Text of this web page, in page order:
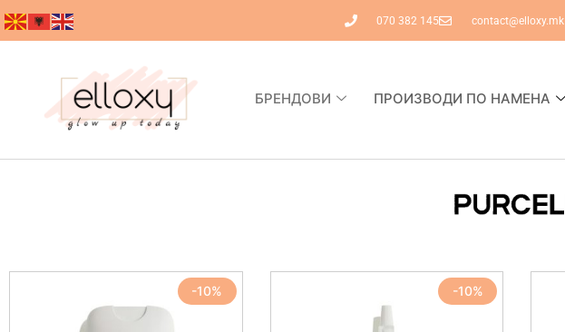
070 382 145 contact@elloxy.mk
БРЕНДОВИ ПРОИЗВОДИ ПО НАМЕНА
-10% -10%